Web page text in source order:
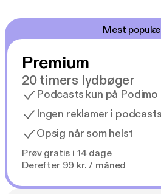
Mest
Premium
20 timers lydbøger
Podcasts kun på Podimo
Ingen reklamer i
Opsig når som helst
Prøv gratis i 14 dage
Derefter 99 kr. / måned